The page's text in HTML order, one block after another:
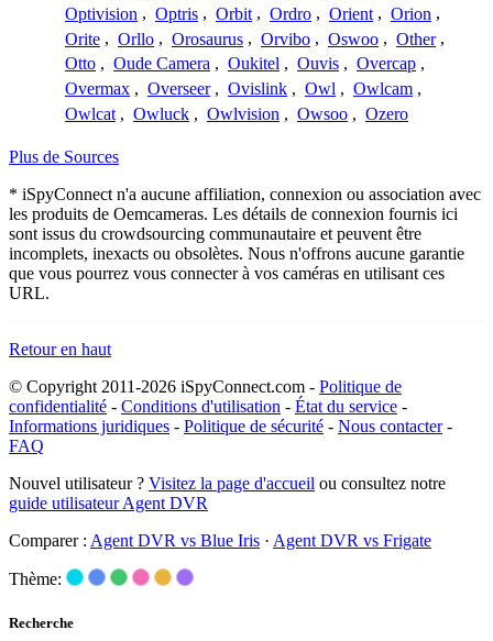
Optivision , Optris , Orbit , Ordro , Orient , Orion ,
Orite , Orllo , Orosaurus , Orvibo , Oswoo , Other ,
Otto , Oude Camera , Oukitel , Ouvis , Overcap ,
Overmax , Overseer , Ovislink , Owl , Owlcam ,
Owlcat , Owluck , Owlvision , Owsoo , Ozero
Plus de Sources
* iSpyConnect n'a aucune affiliation, connexion ou association avec
les produits de Oemcameras. Les détails de connexion fournis ici
sont issus du crowdsourcing communautaire et peuvent être
incomplets, inexacts ou obsolètes. Nous n'offrons aucune garantie
que vous pourrez vous connecter à vos caméras en utilisant ces
URL.
Retour en haut
© Copyright 2011-2026 iSpyConnect.com - Politique de
confidentialité - Conditions d'utilisation - État du service -
Informations juridiques - Politique de sécurité - Nous contacter-
FAQ
Nouvel utilisateur ? Visitez la page d'accueil ou consultez notre
guide utilisateur Agent DVR
Comparer : Agent DVR vs Blue Iris · Agent DVR vs Frigate
Thème:
Recherche